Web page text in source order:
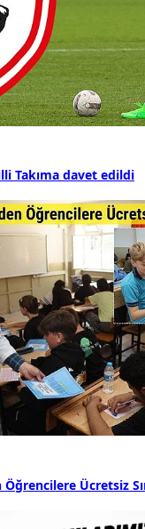
Takıma davet edildi
Ücretsiz